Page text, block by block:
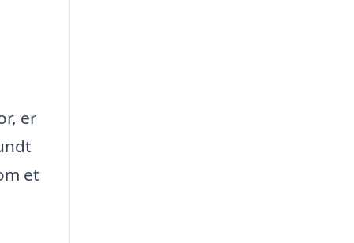
er
et